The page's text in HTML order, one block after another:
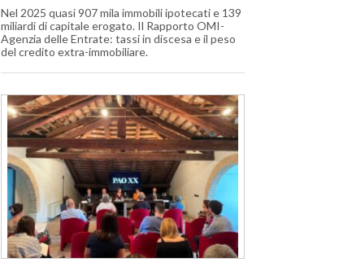
Nel 2025 quasi 907 mila immobili ipotecati e 139
miliardi di capitale erogato. Il Rapporto OMI-
Agenzia delle Entrate: tassi in discesa e il peso
del credito extra-immobiliare.